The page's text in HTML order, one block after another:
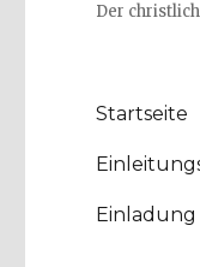
Der
Startseite
Einladung